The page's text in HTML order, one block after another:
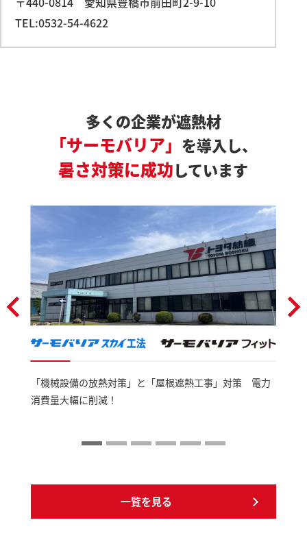
TEL:0532-54-4622
多くの企業が遮熱材
「サーモバリア」 を導入し、
暑さ対策に成功しています
「機械設備の放熱対策」と「屋根遮熱工事」対策 電力
消費量大幅に削減！
一覧を見る